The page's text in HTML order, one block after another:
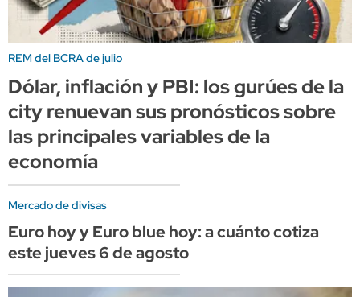
REM del BCRA de julio
Dólar, inflación y PBI: los gurúes de la
city renuevan sus pronósticos sobre
las principales variables de la
economía
Mercado de divisas
Euro hoy y Euro blue hoy: a cuánto cotiza
este jueves 6 de agosto